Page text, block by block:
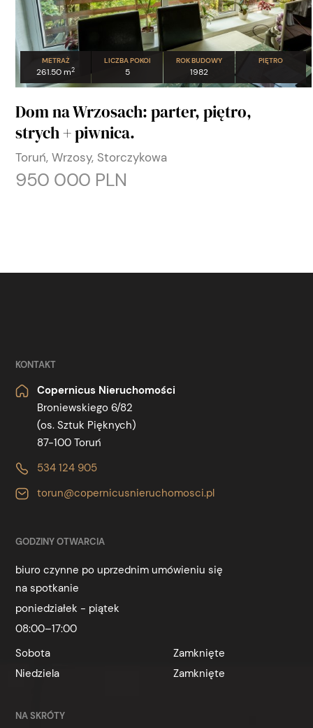
METRAŻ
261.50 m2
LICZBA POKOI
5
ROK BUDOWY
1982
PIĘTRO
Dom na Wrzosach: parter, piętro,
strych + piwnica.
Toruń, Wrzosy, Storczykowa
950 000 PLN
KONTAKT
Copernicus Nieruchomości
Broniewskiego 6/82
(os. Sztuk Pięknych)
87-100 Toruń
534 124 905
torun@copernicusnieruchomosci.pl
GODZINY OTWARCIA
biuro czynne po uprzednim umówieniu się
na spotkanie
poniedziałek - piątek
08:00–17:00
Sobota
Zamknięte
Niedziela
Zamknięte
NA SKRÓTY